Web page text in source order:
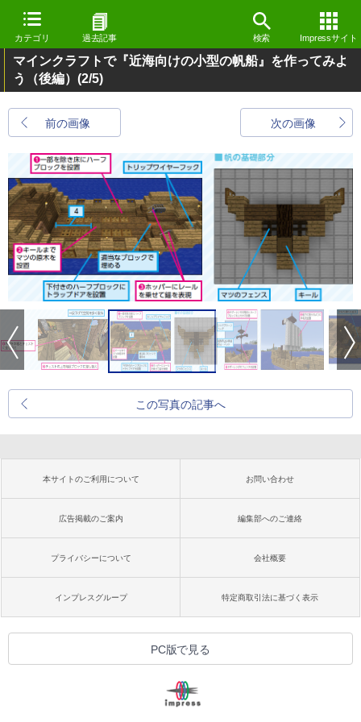
カテゴリ 過去記事 検索 Impressサイト
マインクラフトで『近海向けの小型の帆船』を作ってみよ
う（後編） (2/5)
前の画像 次の画像
この写真の記事へ
本サイトのご利用について お問い合わせ
広告掲載のご案内 編集部へのご連絡
プライバシーについて 会社概要
インプレスグループ 特定商取引法に基づく表示
PC版で見る